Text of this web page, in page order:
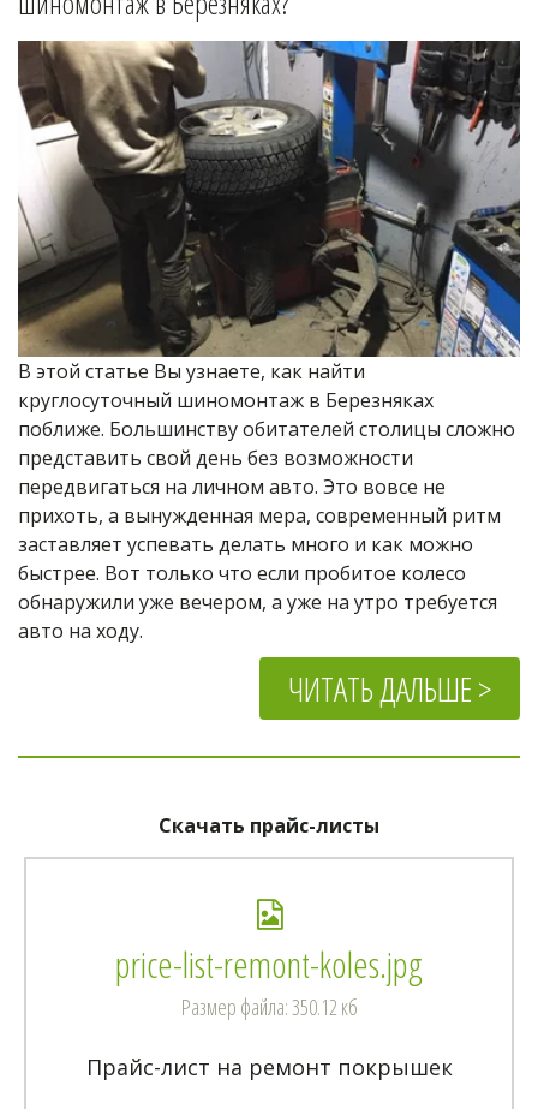
В этой статье Вы узнаете, как найти
круглосуточный шиномонтаж в Березняках
поближе. Большинству обитателей столицы сложно
представить свой день без возможности
передвигаться на личном авто. Это вовсе не
прихоть, а вынужденная мера, современный ритм
заставляет успевать делать много и как можно
быстрее. Вот только что если пробитое колесо
обнаружили уже вечером, а уже на утро требуется
авто на ходу.
ЧИТАТЬ ДАЛЬШЕ >
Скачать прайс-листы
price-list-remont-koles.jpg
Размер файла: 350.12 кб
Прайс-лист на ремонт покрышек